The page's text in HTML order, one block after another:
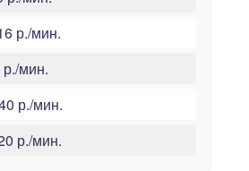
р./мин.
р./мин.
р./мин.
р./мин.